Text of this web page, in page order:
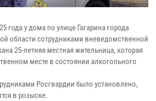
года у дома по улице Гагарина города
области сотрудниками вневедомственной
25-летняя местная жительница, которая
месте в состоянии алкогольного
Росгвардии было установлено,
в розыске.